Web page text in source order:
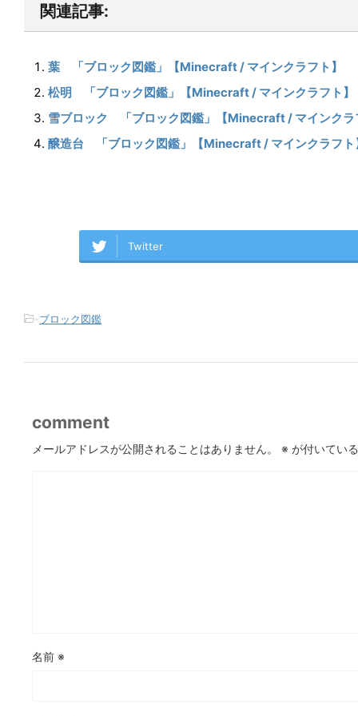
関連記事:
葉 「ブロック図鑑」【Minecraft / マインクラフト】
松明 「ブロック図鑑」【Minecraft / マインクラフト】
雪ブロック 「ブロック図鑑」【Minecraft / マインクラ
醸造台 「ブロック図鑑」【Minecraft / マインクラフト
Twitter
-ブロック図鑑
comment
メールアドレスが公開されることはありません。 ※ が付いてい
名前 ※